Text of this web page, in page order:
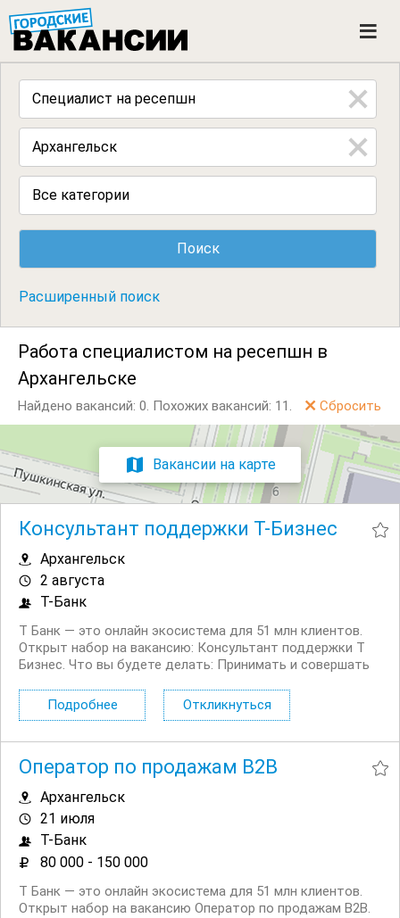
n
Все категории
Расширенный поиск
Работа специалистом на ресепшн в
Архангельске
Найдено вакансий: 0. Похожих вакансий: 11. Сбросить
Вакансии на карте
Консультант поддержки Т-Бизнес
Архангельск
2 августа
Т-Банк
Т Банк — это онлайн экосистема для 51 млн клиентов.
Открыт набор на вакансию: Консультант поддержки Т
Бизнес. Что вы будете делать: Принимать и совершать
вопросы, связанные как с продуктами компании, так и с
внешними факторами: гос....
Подробнее Откликнуться
Оператор по продажам B2B
Архангельск
21 июля
Т-Банк
80 000 - 150 000
Т Банк — это онлайн экосистема для 51 млн клиентов.
Открыт набор на вакансию Оператор по продажам B2B.